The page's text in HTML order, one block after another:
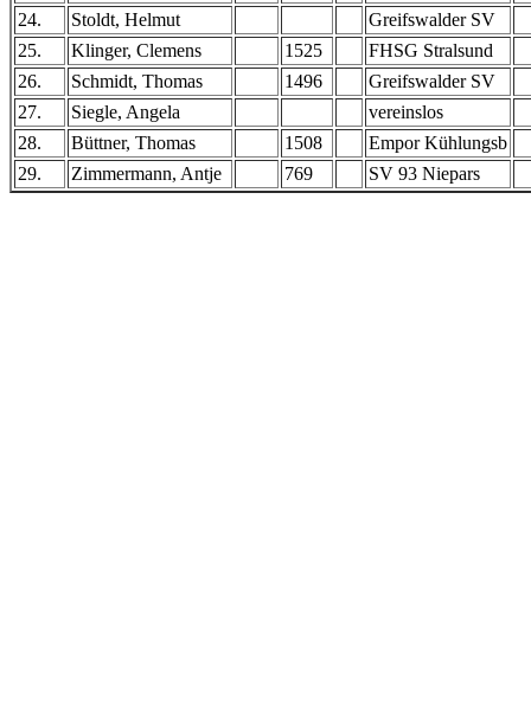
24.
Stoldt, Helmut
Greifswalder SV
25.
Klinger, Clemens 1525
FHSG Stralsund
26.
Schmidt, Thomas 1496
Greifswalder SV
27.
Siegle, Angela
vereinslos
28.
Büttner, Thomas 1508
Empor Kühlungsb
29.
Zimmermann, Antje 769 SV 93 Niepars